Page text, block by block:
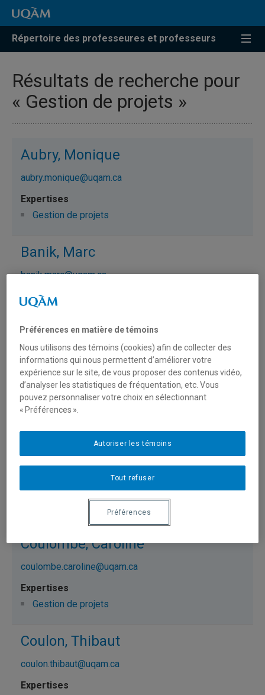
Répertoire des professeures et professeurs
Résultats de recherche pour
« Gestion de projets »
Aubry, Monique
aubry.monique@uqam.ca
Gestion de projets
Banik, Marc
banik.marc@uqam.ca
Beaulieu, Paul
beaulieu.paul@uqam.ca
Gestion de projets
Cassivi, Luc
cassivi.luc@uqam.ca
Gestion de projets technologiques
Coulombe, Caroline
coulombe.caroline@uqam.ca
Gestion de projets
Coulon, Thibaut
coulon.thibaut@uqam.ca
Préférences en matière de témoins
Nous utilisons des témoins (cookies) afin de collecter des
informations qui nous permettent d’améliorer votre
expérience sur le site, de vous proposer des contenus vidéo,
d’analyser les statistiques de fréquentation, etc. Vous
pouvez personnaliser votre choix en sélectionnant
« Préférences ».
Tout refuser
Autoriser les témoins
Préférences